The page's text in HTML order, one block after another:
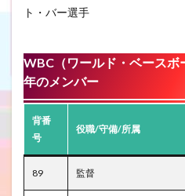
ト・バー選手
WBC（ワールド・ベースボ
年のメンバー
背番
号
役職/守備/所属
89 監督